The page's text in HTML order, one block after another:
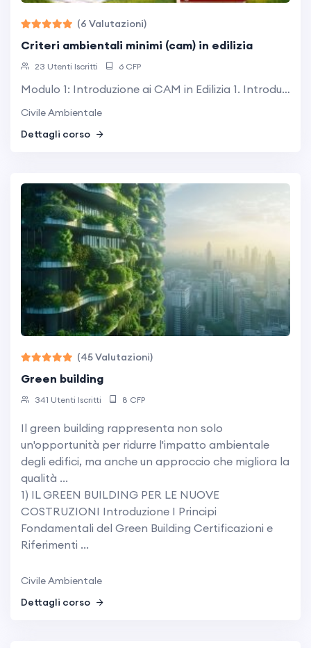
(6 Valutazioni)
criteri ambientali minimi (cam) in edilizia
23 Utenti Iscritti 6 CFP
Modulo 1: Introduzione ai CAM in Edilizia 1. Introduzione alla sostenibilità in edilizia Concetti base di edilizia sostenibile Il ruolo della normativa ambientale 2. Normativa e obblighi normativi Il Decreto CAM Edilizia (DM 23 giugno 2022) Quadro legislativo nazionale e comunitario ...
Civile Ambientale
Dettagli corso
(45 Valutazioni)
green building
341 Utenti Iscritti 8 CFP
Il green building rappresenta non solo
un'opportunità per ridurre l'impatto ambientale
degli edifici, ma anche un approccio che migliora la
qualità ...
1) IL GREEN BUILDING PER LE NUOVE
COSTRUZIONI Introduzione I Principi
Fondamentali del Green Building Certificazioni e
Riferimenti ...
Civile Ambientale
Dettagli corso